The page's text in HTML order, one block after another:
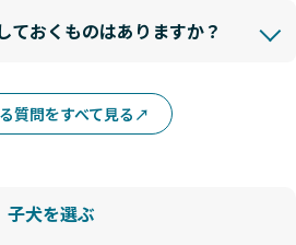
ておくものはありますか？
質問をすべて見る
子犬を選ぶ